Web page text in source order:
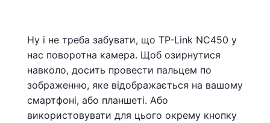
Ну і не треба забувати, що TP-Link NC450 у
нас поворотна камера. Щоб озирнутися
навколо, досить провести пальцем по
зображенню, яке відображається на вашому
смартфоні, або планшеті. Або
використовувати для цього окрему кнопку